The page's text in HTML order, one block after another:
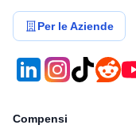
Per le Aziende
Compensi